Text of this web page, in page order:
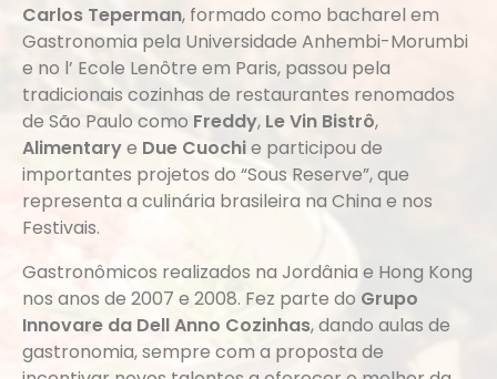
Carlos Teperman, formado como bacharel em
Gastronomia pela Universidade Anhembi-Morumbi
e no l’ Ecole Lenôtre em Paris, passou pela
tradicionais cozinhas de restaurantes renomados
de São Paulo como Freddy, Le Vin Bistrô,
Alimentarye Due Cuochie participou de
importantes projetos do “Sous Reserve”, que
representa a culinária brasileira na China e nos
Festivais.
Gastronômicos realizados na Jordânia e Hong Kong
nos anos de 2007 e 2008. Fez parte do Grupo
Innovare da Dell Anno Cozinhas, dando aulas de
gastronomia, sempre com a proposta de